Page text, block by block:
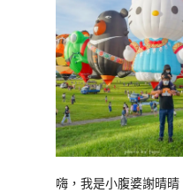
嗨，我是小腹婆謝晴